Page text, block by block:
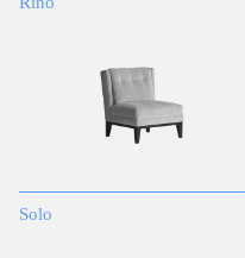
Solo